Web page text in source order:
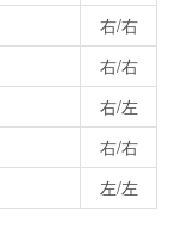
右/右
右/右
右/左
右/右
左/左